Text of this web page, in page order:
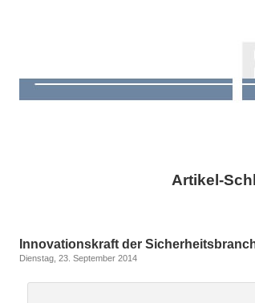
Artikel-
Innovationskraft der
Dienstag, 23. September 2014